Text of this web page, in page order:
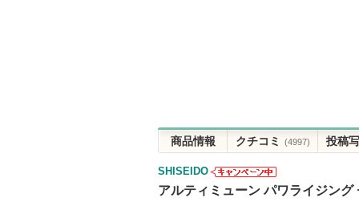
商品情報 クチコミ (4997) 投稿
SHISEIDO
SHISEIDOか
アルティミューン パワライジング